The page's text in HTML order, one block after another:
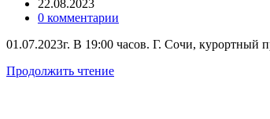
22.08.2023
0 комментарии
01.07.2023г. В 19:00 часов. Г. Сочи,
Продолжить чтение